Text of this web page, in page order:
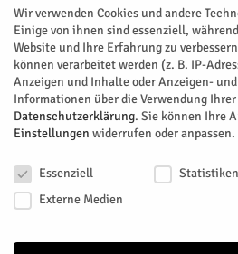
Abgesagt: Ming
Die Kölsche Band Bel Air kommt
nach Jülich.
Von Kulturbahnhof Jülich Juni 8, 2026
Wir verwenden Cookies und andere
Einige von ihnen sind essenziell,
Website und Ihre Erfahrung zu
können verarbeitet werden (z. B. IP-
Anzeigen und Inhalte oder Anzeigen-
Informationen über die Verwendung
Datenschutzerklärung. Sie können Ihre
Einstellungen widerrufen oder anpassen.
Essenziell
Statistiken
Externe Medien